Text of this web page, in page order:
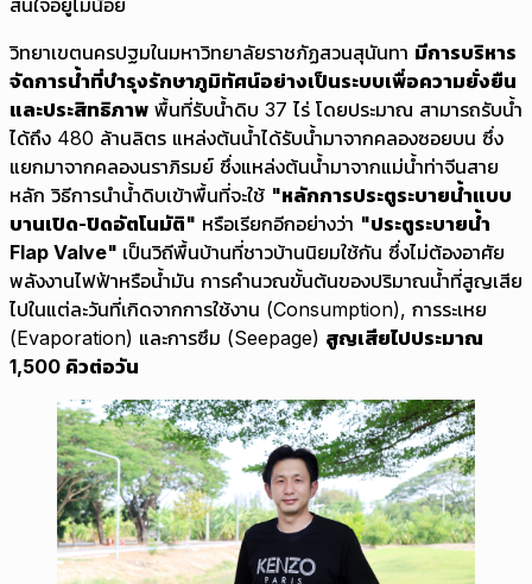
สนใจอยู่ไม่น้อย
วิทยาเขตนครปฐมในมหาวิทยาลัยราชภัฏสวนสุนันทา มีการบริหาร
จัดการน้ำที่บำรุงรักษาภูมิทัศน์อย่างเป็นระบบเพื่อความยั่งยืน
และประสิทธิภาพ พื้นที่รับน้ำดิบ 37 ไร่ โดยประมาณ สามารถรับน้ำ
ได้ถึง 480 ล้านลิตร แหล่งต้นน้ำได้รับน้ำมาจากคลองซอยบน ซึ่ง
แยกมาจากคลองนราภิรมย์ ซึ่งแหล่งต้นน้ำมาจากแม่น้ำท่าจีนสาย
หลัก วิธีการนำน้ำดิบเข้าพื้นที่จะใช้ "หลักการประตูระบายน้ำแบบ
บานเปิด-ปิดอัตโนมัติ" หรือเรียกอีกอย่างว่า "ประตูระบายน้ำ
Flap Valve" เป็นวิถีพื้นบ้านที่ชาวบ้านนิยมใช้กัน ซึ่งไม่ต้องอาศัย
พลังงานไฟฟ้าหรือน้ำมัน การคำนวณขั้นต้นของปริมาณน้ำที่สูญเสีย
ไปในแต่ละวันที่เกิดจากการใช้งาน (Consumption), การระเหย
(Evaporation) และการซึม (Seepage) สูญเสียไปประมาณ
1,500 คิวต่อวัน